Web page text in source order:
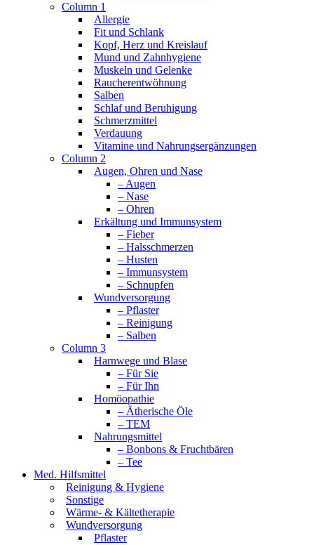
Column 1
Allergie
Fit und Schlank
Kopf, Herz und Kreislauf
Mund und Zahnhygiene
Muskeln und Gelenke
Raucherentwöhnung
Salben
Schlaf und Beruhigung
Schmerzmittel
Verdauung
Vitamine und Nahrungsergänzungen
Column 2
Augen, Ohren und Nase
– Augen
– Nase
– Ohren
Erkältung und Immunsystem
– Fieber
– Halsschmerzen
– Husten
– Immunsystem
– Schnupfen
Wundversorgung
– Pflaster
– Reinigung
– Salben
Column 3
Harnwege und Blase
– Für Sie
– Für Ihn
Homöopathie
– Ätherische Öle
– TEM
Nahrungsmittel
– Bonbons & Fruchtbären
– Tee
Med. Hilfsmittel
Reinigung & Hygiene
Sonstige
Wärme- & Kältetherapie
Wundversorgung
Pflaster